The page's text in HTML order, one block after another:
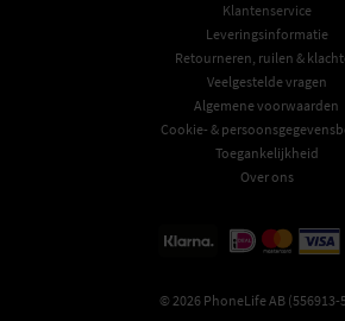
Klantenservice
Leveringsinformatie
Retourneren, ruilen &
Veelgestelde vragen
Algemene voorwaarden
Cookie- &
Toegankelijkheid
Over ons
© 2026 PhoneLife AB (556913-